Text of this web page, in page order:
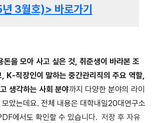
3월호)> 바로가기
돈을 모아 사고 싶은 것, 취준생이 바라본 조
K-직장인이 말하는 중간관리직의 주요 역할,
생각하는 사회 분야까지 다양한 분야의 라이
았는데요. 전체 내용은 대학내일20대연구소
에서도 확인할 수 있습니다. 저장 후 자유